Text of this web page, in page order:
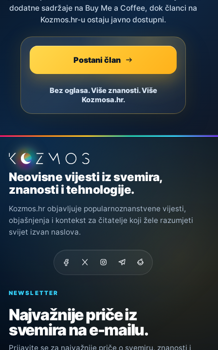
dodatne sadržaje na Buy Me a Coffee, dok članci na
Kozmos.hr-u ostaju javno dostupni.
Postani član
Bez oglasa. Više znanosti. Više
Kozmosa.hr.
Podnožje stranice
Neovisne vijesti iz svemira,
znanosti i tehnologije.
Kozmos.hr objavljuje popularnoznanstvene vijesti,
objašnjenja i kontekst za čitatelje koji žele razumjeti
svijet izvan naslova.
NEWSLETTER
Najvažnije priče iz
svemira na e-mailu.
Prijavite se za najvažnije priče o svemiru, znanosti i